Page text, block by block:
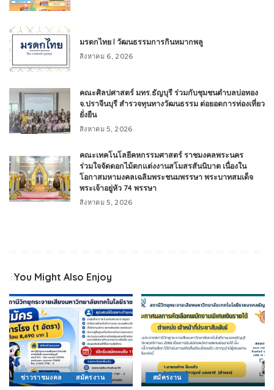
มรดกไทย l วัฒนธรรมการกินหมากพลู
สิงหาคม 6, 2026
คณะศิลปศาสตร์ มทร.ธัญบุรี ร่วมกับชุมชนตำบลบ่อทอง
จ.ปราจีนบุรี สำรวจทุนทางวัฒนธรรม ต่อยอดการท่องเที่ยว
ยั่งยืน
สิงหาคม 5, 2026
คณะเทคโนโลยีคหกรรมศาสตร์ ราชมงคลพระนคร
ร่วมใจจัดดอกไม้ตกแต่งงานสโมสรสันนิบาต เนื่องใน
โอกาสมหามงคลเฉลิมพระชนมพรรษา พระบาทสมเด็จ
พระเจ้าอยู่หัว 74 พรรษา
สิงหาคม 5, 2026
You Might Also Enjoy
ข่าวราชมงคล สมัครงาน สมัครงาน